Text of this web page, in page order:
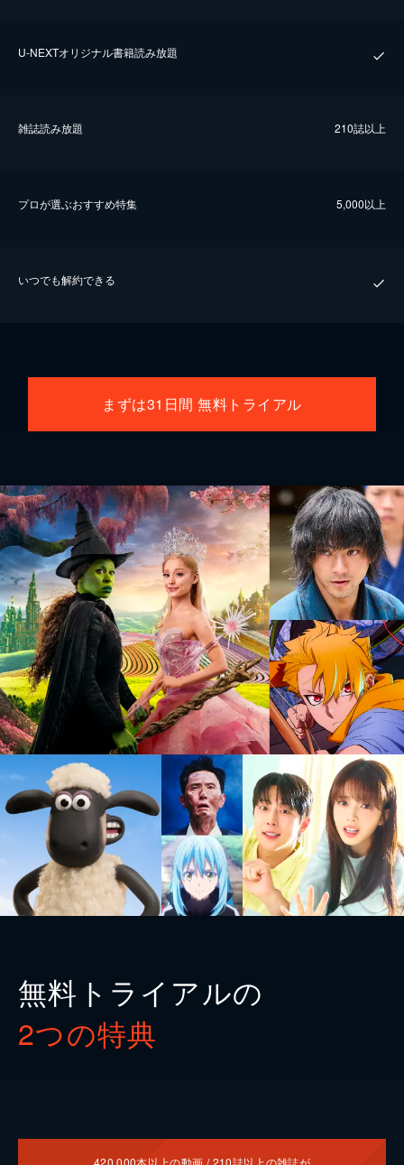
U-NEXTオリジナル書籍読み放題
雑誌読み放題 210誌以上
プロが選ぶおすすめ特集 5,000以上
いつでも解約できる
まずは31日間 無料トライアル
無料トライアルの
2つの特典